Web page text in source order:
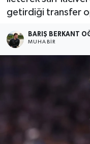
getirdiği transfer
BARIŞ BERKANT
MUHABIR